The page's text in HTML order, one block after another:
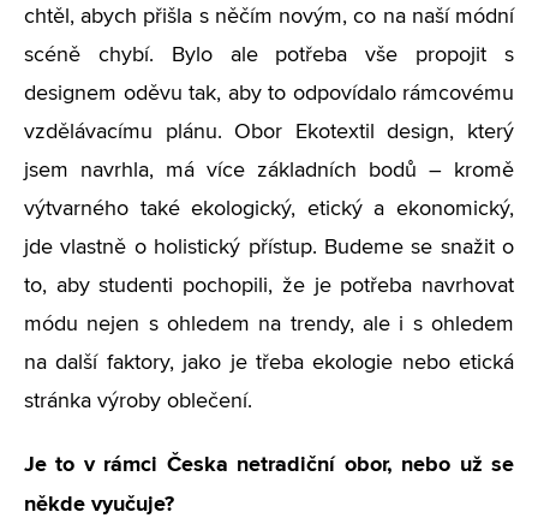
chtěl, abych přišla s něčím novým, co na naší módní
scéně chybí. Bylo ale potřeba vše propojit s
designem oděvu tak, aby to odpovídalo rámcovému
vzdělávacímu plánu. Obor Ekotextil design, který
jsem navrhla, má více základních bodů – kromě
výtvarného také ekologický, etický a ekonomický,
jde vlastně o holistický přístup. Budeme se snažit o
to, aby studenti pochopili, že je potřeba navrhovat
módu nejen s ohledem na trendy, ale i s ohledem
na další faktory, jako je třeba ekologie nebo etická
stránka výroby oblečení.
Je to v rámci Česka netradiční obor, nebo už se
někde vyučuje?